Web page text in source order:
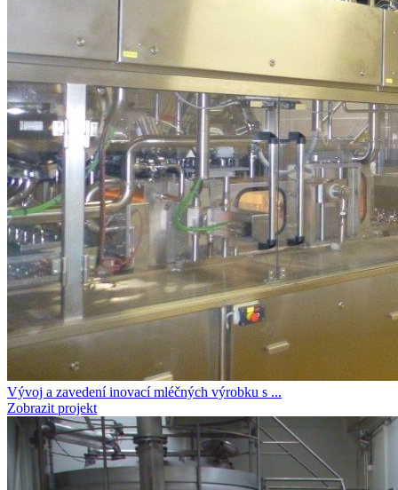
Vývoj a zavedení inovací mléčných výrobku s ...
Zobrazit projekt